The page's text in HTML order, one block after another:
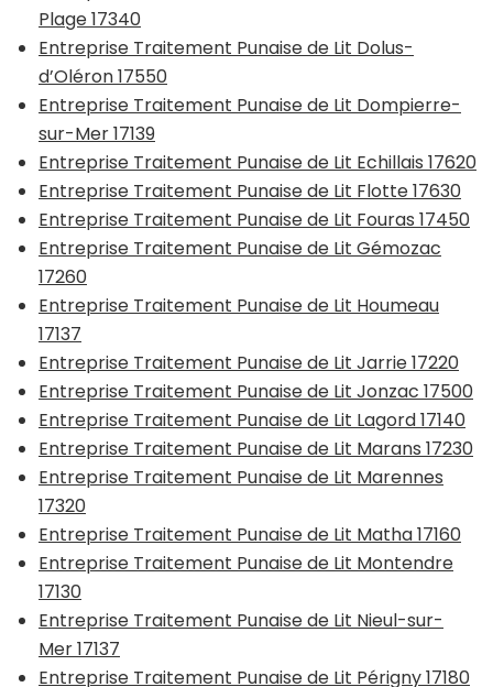
Plage 17340
Entreprise Traitement Punaise de Lit Dolus-
d’Oléron 17550
Entreprise Traitement Punaise de Lit Dompierre-
sur-Mer 17139
Entreprise Traitement Punaise de Lit Echillais 17620
Entreprise Traitement Punaise de Lit Flotte 17630
Entreprise Traitement Punaise de Lit Fouras 17450
Entreprise Traitement Punaise de Lit Gémozac
17260
Entreprise Traitement Punaise de Lit Houmeau
17137
Entreprise Traitement Punaise de Lit Jarrie 17220
Entreprise Traitement Punaise de Lit Jonzac 17500
Entreprise Traitement Punaise de Lit Lagord 17140
Entreprise Traitement Punaise de Lit Marans 17230
Entreprise Traitement Punaise de Lit Marennes
17320
Entreprise Traitement Punaise de Lit Matha 17160
Entreprise Traitement Punaise de Lit Montendre
17130
Entreprise Traitement Punaise de Lit Nieul-sur-
Mer 17137
Entreprise Traitement Punaise de Lit Périgny 17180